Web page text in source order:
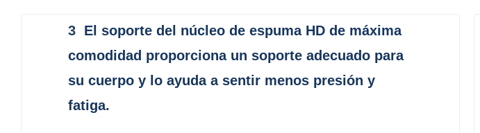
3 El soporte del núcleo de espuma HD de máxima
comodidad proporciona un soporte adecuado para
su cuerpo y lo ayuda a sentir menos presión y
fatiga.